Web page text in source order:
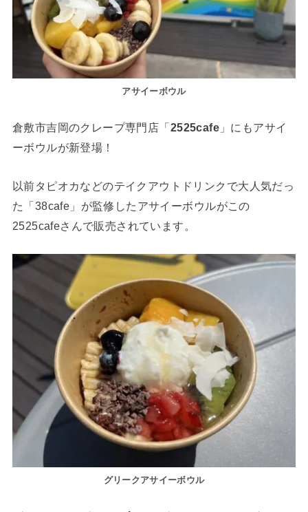
アサイーボウル
倉敷市吉岡のクレープ専門店「 2525cafe」にもアサイ
ーボウルが新登場！
以前タピオカなどのテイクアウトドリンクで大人気だっ
た「38cafe」が監修したアサイーボウルがこの
2525cafeさんで販売されています。
グリークアサイーボウル